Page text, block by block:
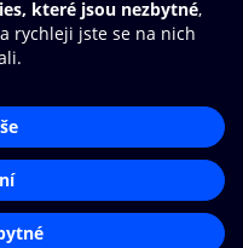
O2 Knihovna
své e-knihy a
rychleji a pohodlněji.